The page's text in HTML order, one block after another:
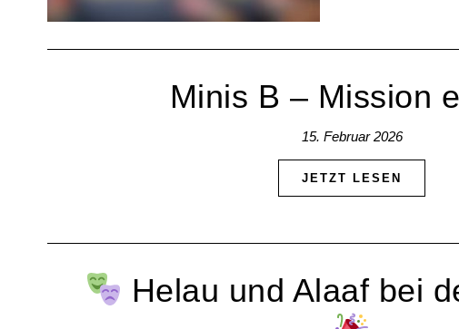
Minis B – Mission
15. Februar 2026
JETZT LESEN
Helau und Alaaf bei